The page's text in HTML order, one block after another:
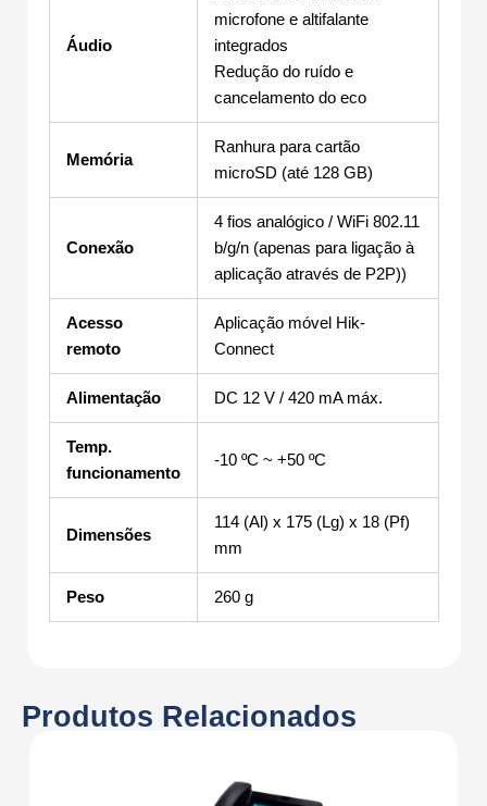
Áudio
microfone e altifalante
integrados
Redução do ruído e
cancelamento do eco
Memória
Ranhura para cartão
microSD (até 128 GB)
Conexão
4 fios analógico / WiFi 802.11
b/g/n (apenas para ligação à
aplicação através de P2P))
Acesso
remoto
Aplicação móvel Hik-
Connect
Alimentação DC 12 V / 420 mA máx.
Temp.
funcionamento
-10 ºC ~ +50 ºC
Dimensões
114 (Al) x 175 (Lg) x 18 (Pf)
mm
Peso 260 g
Produtos Relacionados